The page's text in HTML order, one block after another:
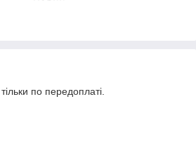
по передоплаті.